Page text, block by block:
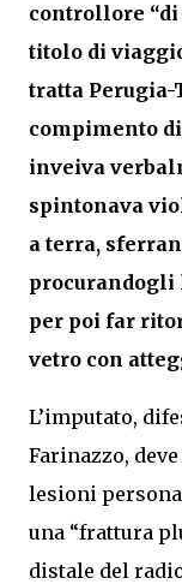
controllore
titolo di
tratta Perugia-
compimento
inveiva
spintonava
a terra,
procurandogli
per poi far
vetro con
L’imputato,
Farinazzo,
lesioni
una “frattura
distale del